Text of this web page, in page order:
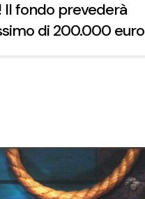
Il fondo prevederà
di 200.000 euro